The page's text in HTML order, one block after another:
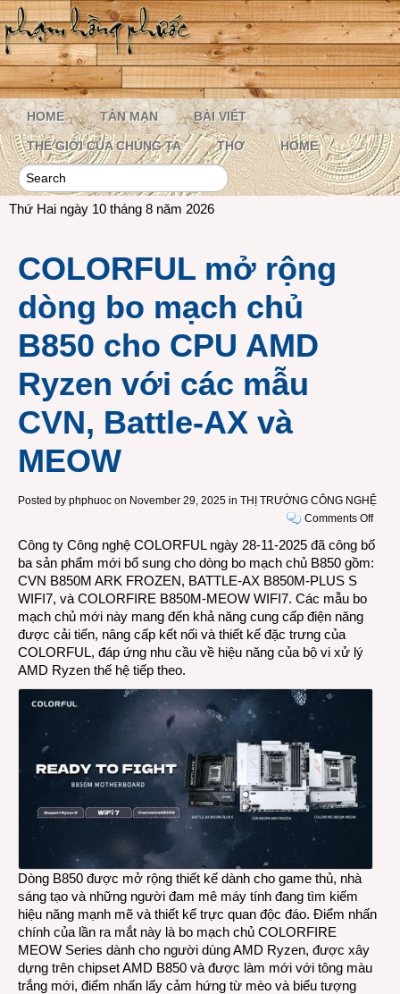
HOME TẢN MẠN BÀI VIẾT
THẾ GIỚI CỦA CHÚNG TA THƠ HOME
Thứ Hai ngày 10 tháng 8 năm 2026
COLORFUL mở rộng
dòng bo mạch chủ
B850 cho CPU AMD
Ryzen với các mẫu
CVN, Battle-AX và
MEOW
Posted by phphuoc on November 29, 2025 in THỊ TRƯỜNG CÔNG NGHỆ
Comments Offon
mở
rộng
Công ty Công nghệ COLORFUL ngày 28-11-2025 đã công bố
ba sản phẩm mới bổ sung cho dòng bo mạch chủ B850 gồm:
CVN B850M ARK FROZEN, BATTLE-AX B850M-PLUS S
WIFI7, và COLORFIRE B850M-MEOW WIFI7. Các mẫu bo
mạch chủ mới này mang đến khả năng cung cấp điện năng
được cải tiến, nâng cấp kết nối và thiết kế đặc trưng của
COLORFUL, đáp ứng nhu cầu về hiệu năng của bộ vi xử lý
AMD Ryzen thế hệ tiếp theo.
Dòng B850 được mở rộng thiết kế dành cho game thủ, nhà
sáng tạo và những người đam mê máy tính đang tìm kiếm
hiệu năng mạnh mẽ và thiết kế trực quan độc đáo. Điểm nhấn
chính của lần ra mắt này là bo mạch chủ COLORFIRE
MEOW Series dành cho người dùng AMD Ryzen, được xây
dựng trên chipset AMD B850 và được làm mới với tông màu
trắng mới, điểm nhấn lấy cảm hứng từ mèo và biểu tượng